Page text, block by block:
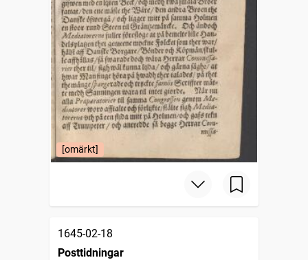
[omärkt]
1645-02-18
Posttidningar